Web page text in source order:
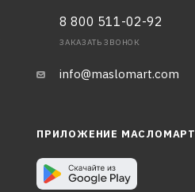
8 800 511-02-92
ЗАКАЗАТЬ ЗВОНОК
info@maslomart.com
ПРИЛОЖЕНИЕ МАСЛОМАРТ